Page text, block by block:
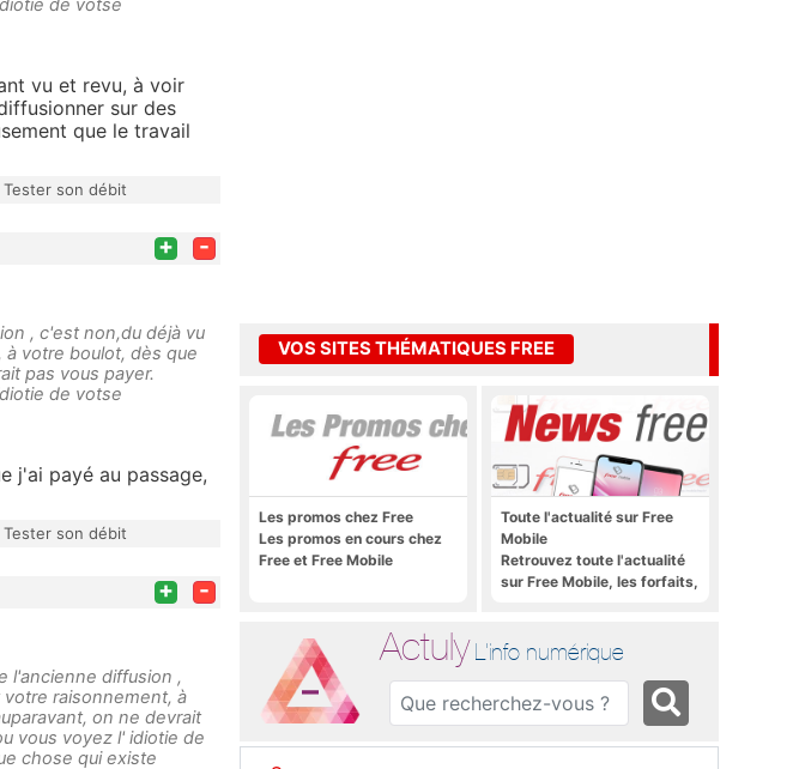
de votse
vu et revu, à voir
sur des
que le travail
Tester son débit
+ -
, c'est non,du déjà vu
votre boulot, dès que
pas vous payer.
de votse
j'ai payé au passage,
Tester son débit
+ -
l'ancienne diffusion ,
raisonnement, à
on ne devrait
vous voyez l' idiotie de
chose qui existe
VOS SITES THÉMATIQUES FREE
Les promos chez Free
Les promos en cours chez
Free et Free Mobile
Toute l'actualité sur Free
Mobile
Retrouvez toute l'actualité
sur Free Mobile, les forfaits,
bien plus encore
Actuly L'info numérique